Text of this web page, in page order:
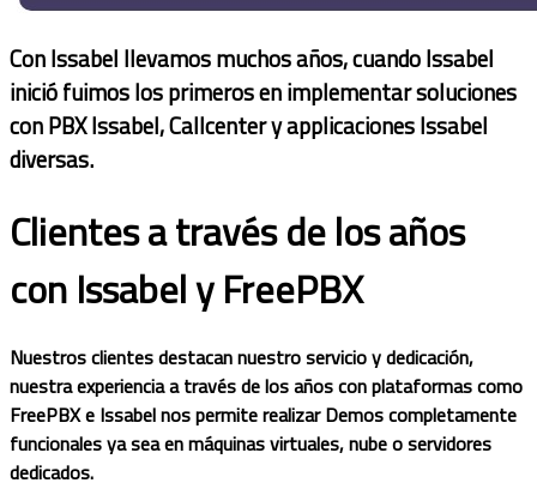
Con Issabel llevamos muchos años, cuando Issabel
inició fuimos los primeros en implementar soluciones
con PBX Issabel, Callcenter y applicaciones Issabel
diversas.
Clientes a través de los años
con Issabel y FreePBX
Nuestros clientes destacan nuestro servicio y dedicación,
nuestra experiencia a través de los años con plataformas como
FreePBX e Issabel nos permite realizar Demos completamente
funcionales ya sea en máquinas virtuales, nube o servidores
dedicados.